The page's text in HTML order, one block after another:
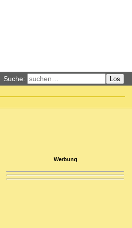
Suche: Los
Werbung